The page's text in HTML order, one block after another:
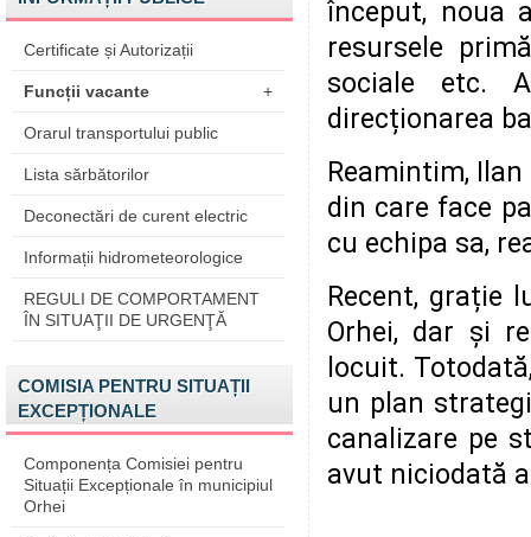
Certificate și Autorizații
Funcții vacante +
Orarul transportului public
Lista sărbătorilor
Deconectări de curent electric
Informații hidrometeorologice
REGULI DE COMPORTAMENT
ÎN SITUAŢII DE URGENŢĂ
COMISIA PENTRU SITUAȚII
EXCEPȚIONALE
Componența Comisiei pentru
Situații Excepționale în municipiul
Orhei
început, noua
resursele
sociale etc.
direcționarea
Reamintim,
din care face
cu echipa sa,
Recent, grație
Orhei, dar și
locuit.
un plan
canalizare pe
avut niciodată